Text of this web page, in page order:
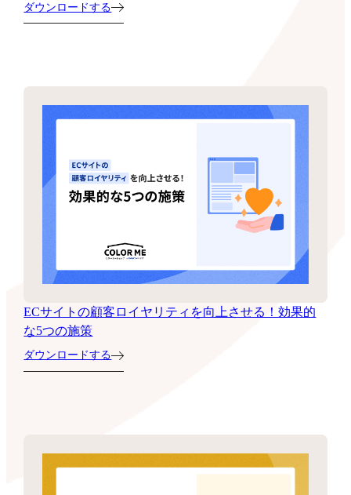
ダウンロードする
ECサイトの顧客ロイヤリティを向上させる！効果的
な5つの施策
ダウンロードする